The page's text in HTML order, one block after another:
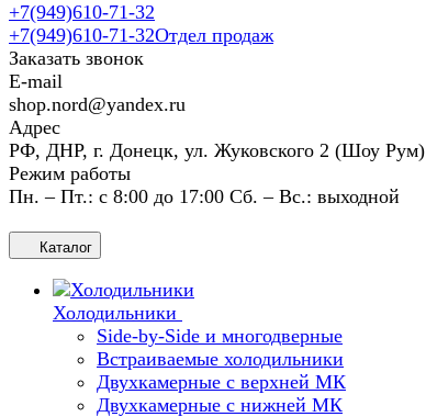
+7(949)610-71-32
+7(949)610-71-32Отдел продаж
Заказать звонок
E-mail
shop.nord@yandex.ru
Адрес
РФ, ДНР, г. Донецк, ул. Жуковского 2 (Шоу Рум)
Режим работы
Пн. – Пт.: с 8:00 до 17:00 Сб. – Вс.: выходной
Каталог
Холодильники
Side-by-Side и многодверные
Встраиваемые холодильники
Двухкамерные с верхней МК
Двухкамерные с нижней МК